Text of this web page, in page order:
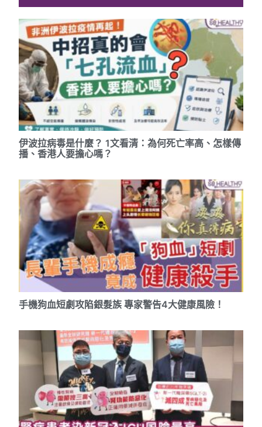
伊波拉病毒是什麼？ 1文看清：為何死亡率高、怎樣傳
播、香港人要擔心嗎？
手機狗血短劇攻陷銀髮族 專家警告4大健康風險！